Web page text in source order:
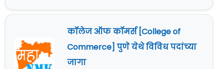
कॉलेज ऑफ कॉमर्स [College of
Commerce] पुणे येथे विविध पदांच्या
जागा